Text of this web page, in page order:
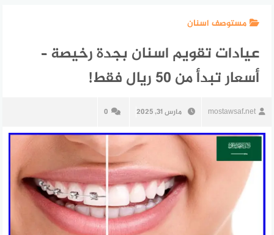
مستوصف اسنان
عيادات تقويم اسنان بجدة رخيصة –
أسعار تبدأ من 50 ريال فقط!
mostawsaf.net مارس 31, 2025 0